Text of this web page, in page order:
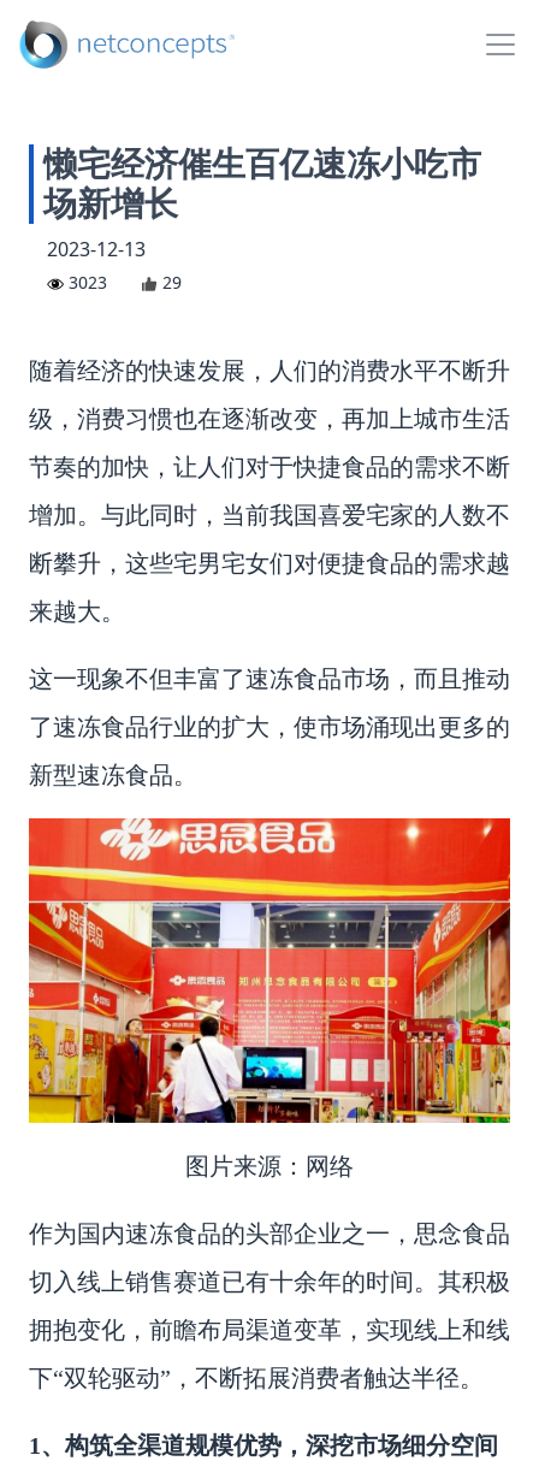
懒宅经济催生百亿速冻小吃市
场新增长
2023-12-13
3023 29
随着经济的快速发展，人们的消费水平不断升
级，消费习惯也在逐渐改变，再加上城市生活
节奏的加快，让人们对于快捷食品的需求不断
增加。与此同时，当前我国喜爱宅家的人数不
断攀升，这些宅男宅女们对便捷食品的需求越
来越大。
这一现象不但丰富了速冻食品市场，而且推动
了速冻食品行业的扩大，使市场涌现出更多的
新型速冻食品。
图片来源：网络
作为国内速冻食品的头部企业之一，思念食品
切入线上销售赛道已有十余年的时间。其积极
拥抱变化，前瞻布局渠道变革，实现线上和线
下“双轮驱动”，不断拓展消费者触达半径。
1、构筑全渠道规模优势，深挖市场细分空间